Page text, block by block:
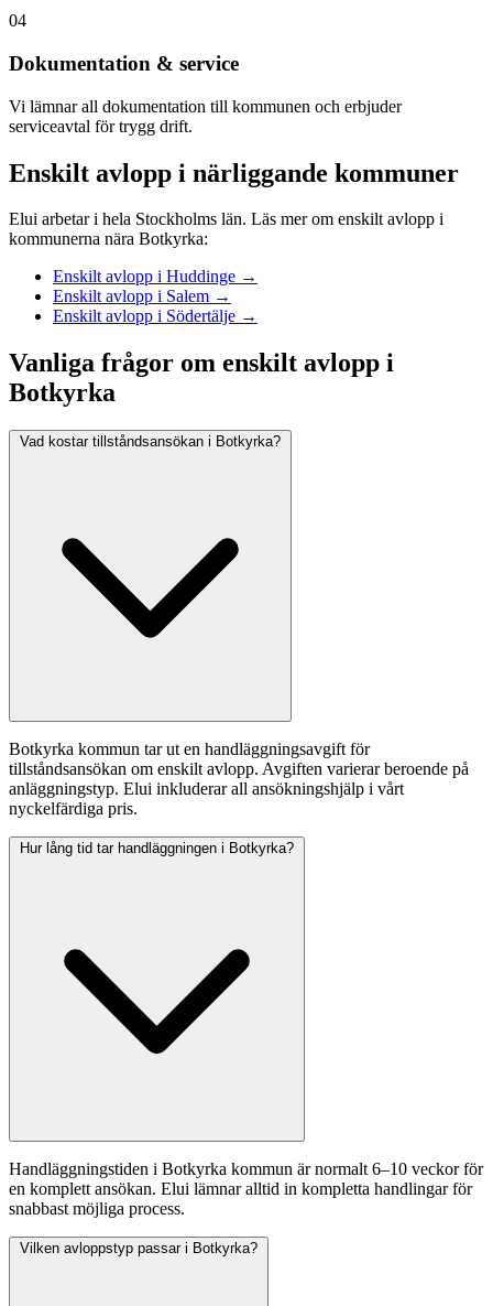
04
Dokumentation & service
Vi lämnar all dokumentation till kommunen och erbjuder
serviceavtal för trygg drift.
Enskilt avlopp i närliggande kommuner
Elui arbetar i hela Stockholms län. Läs mer om enskilt avlopp i
kommunerna nära Botkyrka:
Enskilt avlopp i Huddinge →
Enskilt avlopp i Salem →
Enskilt avlopp i Södertälje →
Vanliga frågor om enskilt avlopp i
Botkyrka
Vad kostar tillståndsansökan i Botkyrka?
Botkyrka kommun tar ut en handläggningsavgift för
tillståndsansökan om enskilt avlopp. Avgiften varierar beroende på
anläggningstyp. Elui inkluderar all ansökningshjälp i vårt
nyckelfärdiga pris.
Hur lång tid tar handläggningen i Botkyrka?
Handläggningstiden i Botkyrka kommun är normalt 6–10 veckor för
en komplett ansökan. Elui lämnar alltid in kompletta handlingar för
snabbast möjliga process.
Vilken avloppstyp passar i Botkyrka?